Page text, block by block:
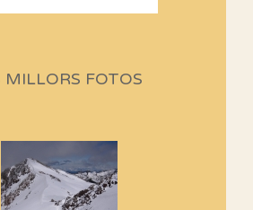
Centpeus 2026 (1a
d'aquest any
caminar, alguna
de fer...
signen el
MILLORS FOTOS